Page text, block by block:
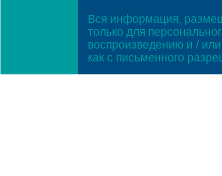
Вся информация,
только для
воспроизведению и /
как с письменного